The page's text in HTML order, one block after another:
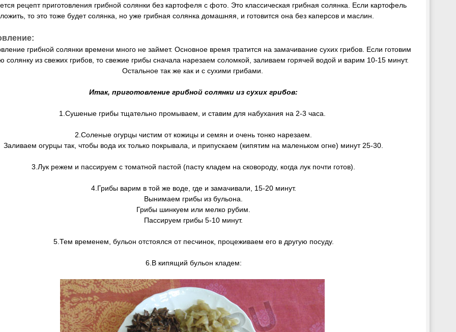
рецепт приготовления грибной солянки без картофеля с фото. Это классическая грибная солянка. Если картофель
то это тоже будет солянка, но уже грибная солянка домашняя, и готовится она без каперсов и маслин.
грибной солянки времени много не займет. Основное время тратится на замачивание сухих грибов. Если готовим
солянку из свежих грибов, то свежие грибы сначала нарезаем соломкой, заливаем горячей водой и варим 10-15 минут.
Остальное так же как и с сухими грибами.
Итак, приготовление грибной солянки из сухих грибов:
1.Сушеные грибы тщательно промываем, и ставим для набухания на 2-3 часа.
2.Соленые огурцы чистим от кожицы и семян и очень тонко нарезаем.
Заливаем огурцы так, чтобы вода их только покрывала, и припускаем (кипятим на маленьком огне) минут 25-30.
3.Лук режем и пассируем с томатной пастой (пасту кладем на сковороду, когда лук почти готов).
4.Грибы варим в той же воде, где и замачивали, 15-20 минут.
Вынимаем грибы из бульона.
Грибы шинкуем или мелко рубим.
Пассируем грибы 5-10 минут.
5.Тем временем, бульон отстоялся от песчинок, процеживаем его в другую посуду.
6.В кипящий бульон кладем: